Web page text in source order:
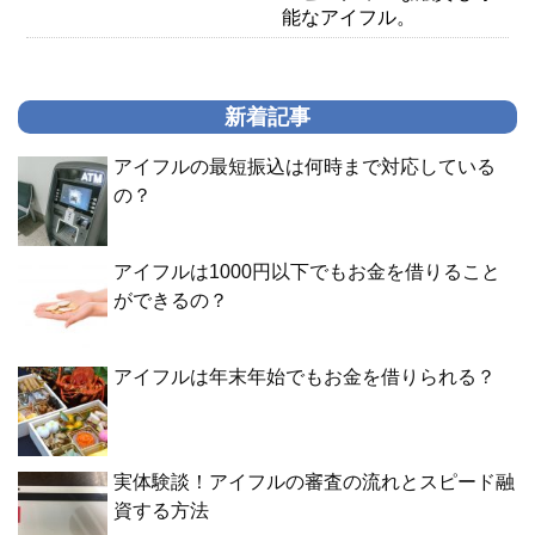
能なアイフル。
新着記事
アイフルの最短振込は何時まで対応している
の？
アイフルは1000円以下でもお金を借りること
ができるの？
アイフルは年末年始でもお金を借りられる？
実体験談！アイフルの審査の流れとスピード融
資する方法